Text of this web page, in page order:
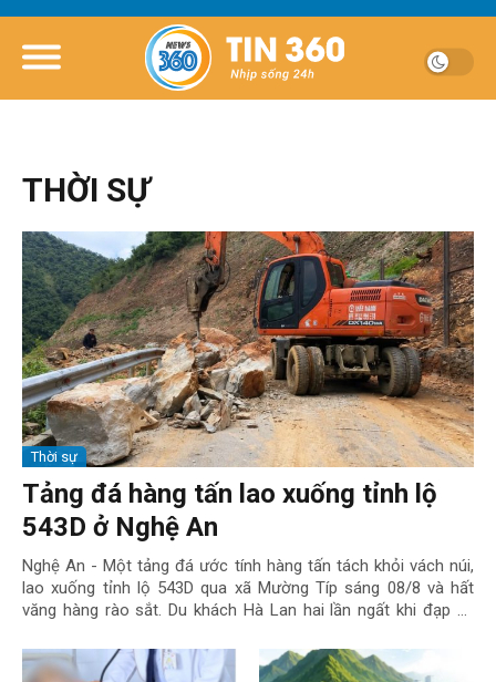
THỜI SỰ
Thời sự
Tảng đá hàng tấn lao xuống tỉnh lộ
543D ở Nghệ An
Nghệ An - Một tảng đá ước tính hàng tấn tách khỏi vách núi,
lao xuống tỉnh lộ 543D qua xã Mường Típ sáng 08/8 và hất
văng hàng rào sắt. Du khách Hà Lan hai lần ngất khi đạp xe